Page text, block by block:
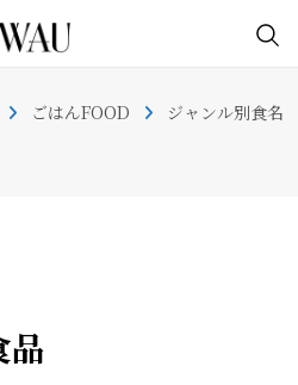
ごはんFOOD
ジャンル別食名
品